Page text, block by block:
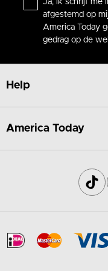
afgestemd op
America Today
gedrag op de
Help
America Today